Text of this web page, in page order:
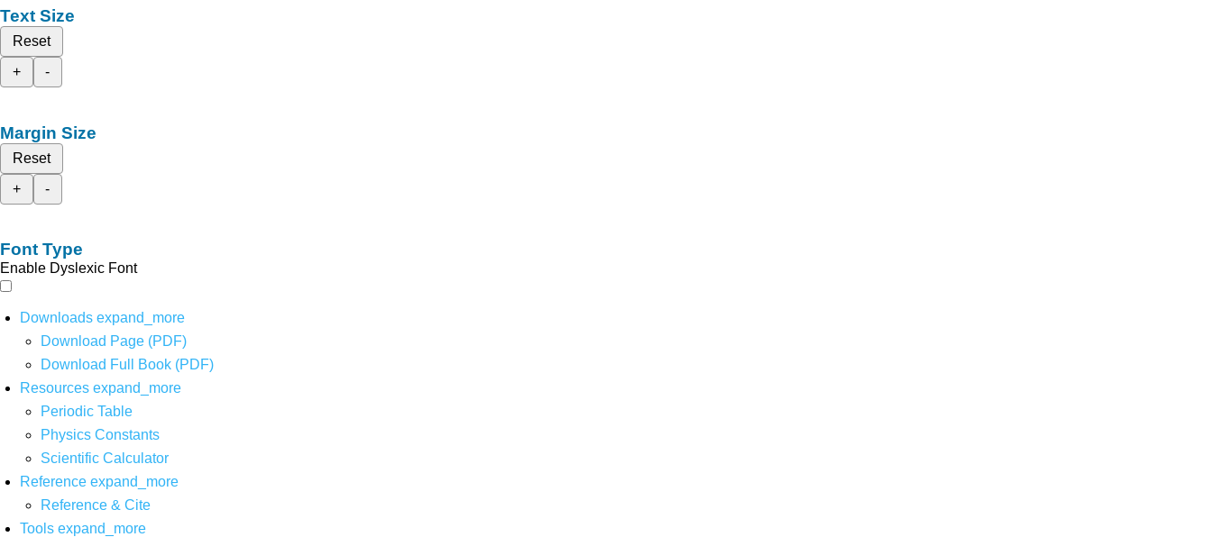
Text Size
Reset
+
-
Margin Size
Reset
+
-
Font Type
Enable Dyslexic Font
Downloads expand_more
Download Page (PDF)
Download Full Book (PDF)
Resources expand_more
Periodic Table
Physics Constants
Scientific Calculator
Reference expand_more
Reference & Cite
Tools expand_more